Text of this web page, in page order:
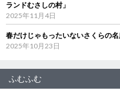
ランドむさしの村」
2025年11月4日
春だけじゃもったいないさくらの
2025年10月23日
ふむふむ